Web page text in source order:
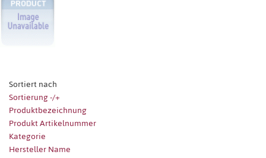
Sortiert nach
Sortierung -/+
Produktbezeichnung
Produkt Artikelnummer
Kategorie
Hersteller Name